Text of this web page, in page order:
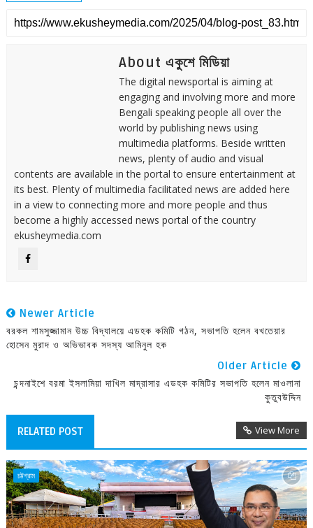
About একুশে মিডিয়া
The digital newsportal is aiming at
engaging and involving more and more
Bengali speaking people all over the
world by publishing news using
multimedia platforms. Beside written
news, plenty of audio and visual
contents are available in the portal to ensure entertainment at
its best. Plenty of multimedia facilitated news are added here
in a view to connecting more and more people and thus
become a highly accessed news portal of the country
ekusheymedia.com
Newer Article
বরকল শামসুজ্জামান উচ্চ বিদ্যালয়ে এডহক কমিটি গঠন, সভাপতি হলেন বখতেয়ার
হোসেন মুরাদ ও অভিভাবক সদস্য আমিনুল হক
Older Article
চন্দনাইশে বরমা ইসলামিয়া দাখিল মাদ্রাসার এডহক কমিটির সভাপতি হলেন মাওলানা
কুতুবউদ্দিন
RELATED POST View More
চট্টগ্রাম